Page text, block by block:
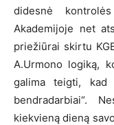
didesnė
Akademijoje net
priežiūrai skirtu
A.Urmono logiką,
galima teigti, kad
bendradarbiai“.
kiekvieną dieną